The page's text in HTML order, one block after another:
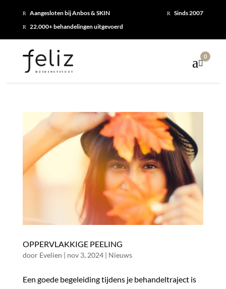
R Aangesloten bij Anbos & SKIN R Sinds 2007
R 22.000+ behandelingen uitgevoerd

0
OPPERVLAKKIGE PEELING
door Evelien | nov 3, 2024| Nieuws
Een goede begeleiding tijdens je behandeltraject is